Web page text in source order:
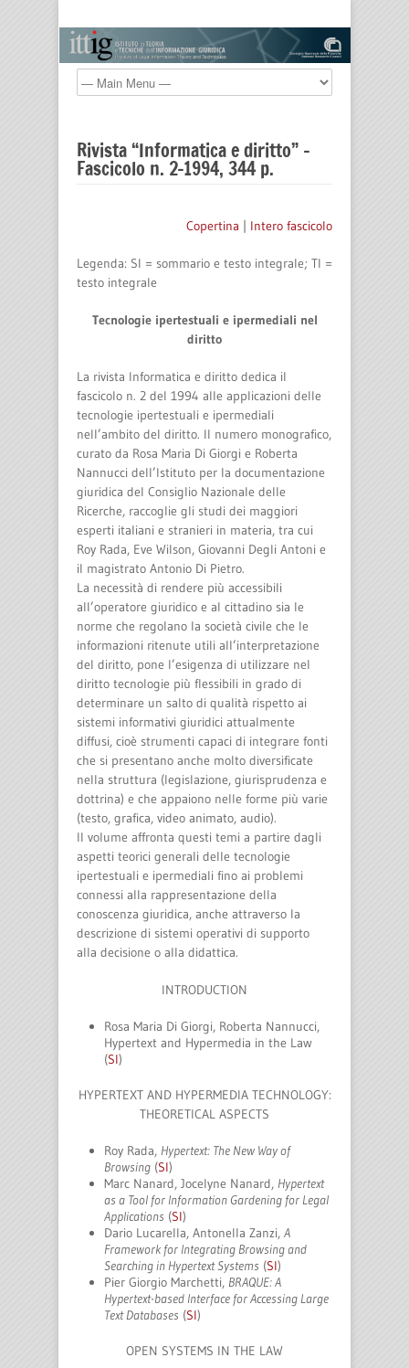
Rivista “Informatica e diritto” –
Fascicolo n. 2-1994, 344 p.
Copertina | Intero fascicolo
Legenda: SI = sommario e testo integrale; TI =
testo integrale
Tecnologie ipertestuali e ipermediali nel
diritto
La rivista Informatica e diritto dedica il
fascicolo n. 2 del 1994 alle applicazioni delle
tecnologie ipertestuali e ipermediali
nell’ambito del diritto. Il numero monografico,
curato da Rosa Maria Di Giorgi e Roberta
Nannucci dell’Istituto per la documentazione
giuridica del Consiglio Nazionale delle
Ricerche, raccoglie gli studi dei maggiori
esperti italiani e stranieri in materia, tra cui
Roy Rada, Eve Wilson, Giovanni Degli Antoni e
il magistrato Antonio Di Pietro.
La necessità di rendere più accessibili
all’operatore giuridico e al cittadino sia le
norme che regolano la società civile che le
informazioni ritenute utili all’interpretazione
del diritto, pone l’esigenza di utilizzare nel
diritto tecnologie più flessibili in grado di
determinare un salto di qualità rispetto ai
sistemi informativi giuridici attualmente
diffusi, cioè strumenti capaci di integrare fonti
che si presentano anche molto diversificate
nella struttura (legislazione, giurisprudenza e
dottrina) e che appaiono nelle forme più varie
(testo, grafica, video animato, audio).
Il volume affronta questi temi a partire dagli
aspetti teorici generali delle tecnologie
ipertestuali e ipermediali fino ai problemi
connessi alla rappresentazione della
conoscenza giuridica, anche attraverso la
descrizione di sistemi operativi di supporto
alla decisione o alla didattica.
INTRODUCTION
Rosa Maria Di Giorgi, Roberta Nannucci,
Hypertext and Hypermedia in the Law
(SI)
HYPERTEXT AND HYPERMEDIA TECHNOLOGY:
THEORETICAL ASPECTS
Roy Rada, Hypertext: The New Way of
Browsing (SI)
Marc Nanard, Jocelyne Nanard, Hypertext
as a Tool for Information Gardening for Legal
Applications (SI)
Dario Lucarella, Antonella Zanzi, A
Framework for Integrating Browsing and
Searching in Hypertext Systems (SI)
Pier Giorgio Marchetti, BRAQUE: A
Hypertext-based Interface for Accessing Large
Text Databases (SI)
OPEN SYSTEMS IN THE LAW